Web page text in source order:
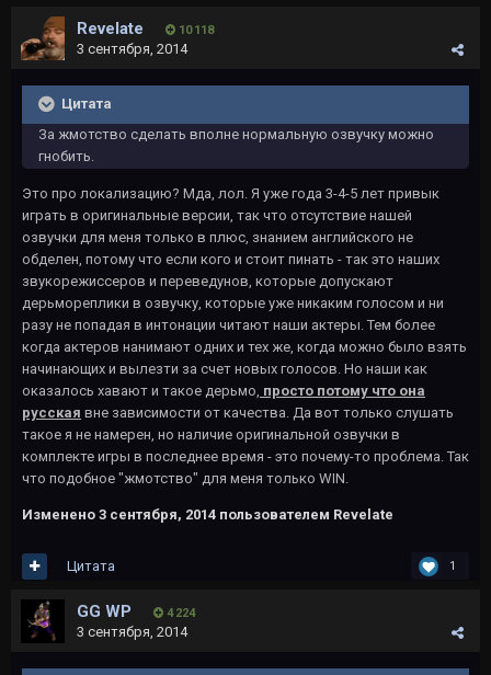
Revelate 10 118
3 сентября, 2014
Цитата
За жмотство сделать вполне нормальную озвучку можно
гнобить.
Это про локализацию? Мда, лол. Я уже года 3-4-5 лет привык
играть в оригинальные версии, так что отсутствие нашей
озвучки для меня только в плюс, знанием английского не
обделен, потому что если кого и стоит пинать - так это наших
звукорежиссеров и переведунов, которые допускают
дерьмореплики в озвучку, которые уже никаким голосом и ни
разу не попадая в интонации читают наши актеры. Тем более
когда актеров нанимают одних и тех же, когда можно было взять
начинающих и вылезти за счет новых голосов. Но наши как
оказалось хавают и такое дерьмо, просто потому что она
русская вне зависимости от качества. Да вот только слушать
такое я не намерен, но наличие оригинальной озвучки в
комплекте игры в последнее время - это почему-то проблема. Так
что подобное "жмотство" для меня только WIN.
Изменено 3 сентября, 2014 пользователем Revelate
1
Цитата
GG WP 4 224
3 сентября, 2014